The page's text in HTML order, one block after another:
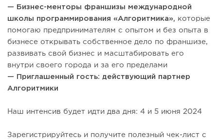
— Бизнес-менторы франшизы международной
школы программирования «Алгоритмика», которые
помогаю предпринимателям с опытом и без опыта в
бизнесе открывать собственное дело по франшизе,
развивать свой бизнес и масштабировать его
внутри своего города и за его пределами
— Приглашенный гость: действующий партнер
Алгоритмики
Наш интенсив будет идти два дня: 4 и 5 июня 2024
Зарегистрируйтесь и получите полезный чек-лист с